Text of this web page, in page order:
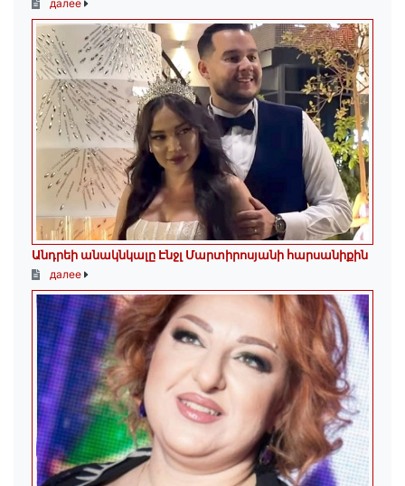
далее
Անդրեի անակնկալը Էնջլ Մարտիրոսյանի հարսանիքին
далее